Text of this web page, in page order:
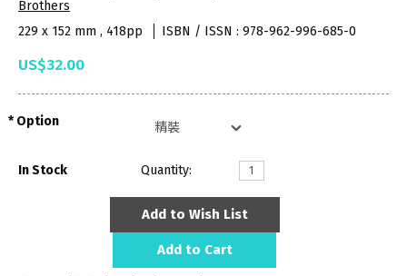
Brothers
229 x 152 mm , 418pp
ISBN / ISSN : 978-962-996-685-0
US$32.00
Option
In Stock Quantity:
Add to Wish List
Add to Cart